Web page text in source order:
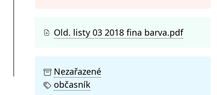
Old. listy 03 2018 fina barva.pdf
Nezařazené
občasník